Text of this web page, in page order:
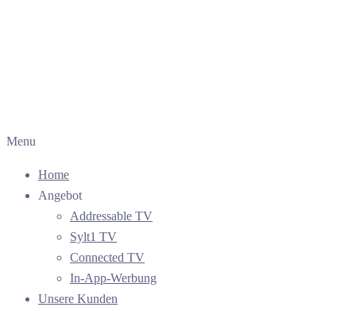
Menu
Home
Angebot
Addressable TV
Sylt1 TV
Connected TV
In-App-Werbung
Unsere Kunden